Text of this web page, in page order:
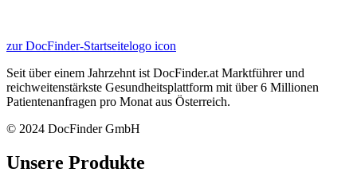
zur DocFinder-Startseitelogo icon
Seit über einem Jahrzehnt ist DocFinder.at Marktführer und
reichweitenstärkste Gesundheitsplattform mit über 6 Millionen
Patientenanfragen pro Monat aus Österreich.
© 2024 DocFinder GmbH
Unsere Produkte